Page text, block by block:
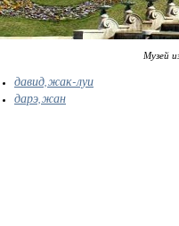
Музей
давид,жак-луи
дарэ,жан